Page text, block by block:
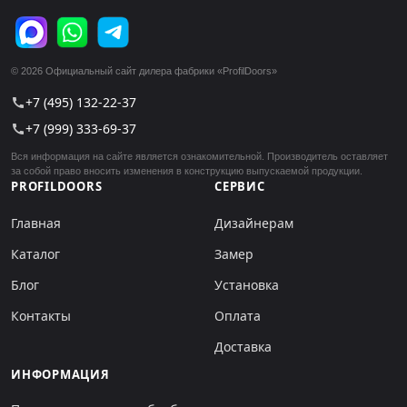
© 2026 Официальный сайт дилера фабрики «ProfilDoors»
call+7 (495) 132-22-37
call+7 (999) 333-69-37
Вся информация на сайте является ознакомительной. Производитель оставляет
за собой право вносить изменения в конструкцию выпускаемой продукции.
PROFILDOORS
Главная
Каталог
Блог
Контакты
СЕРВИС
Дизайнерам
Замер
Установка
Оплата
Доставка
ИНФОРМАЦИЯ